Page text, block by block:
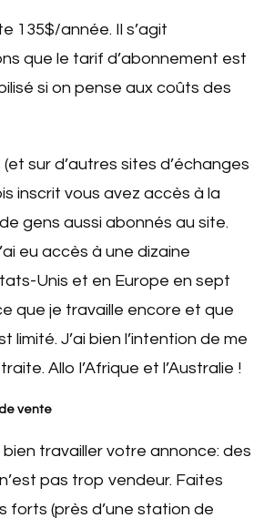
135$/année. Il s’agit
que le tarif d’abonnement est
si on pense aux coûts des
sur d’autres sites d’échanges
inscrit vous avez accès à la
de gens aussi abonnés au site.
eu accès à une dizaine
Unis et en Europe en sept
que je travaille encore et que
limité. J’ai bien l’intention de me
Allo l’Afrique et l’Australie !
vente
travailler votre annonce: des
pas trop vendeur. Faites
forts (près d’une station de